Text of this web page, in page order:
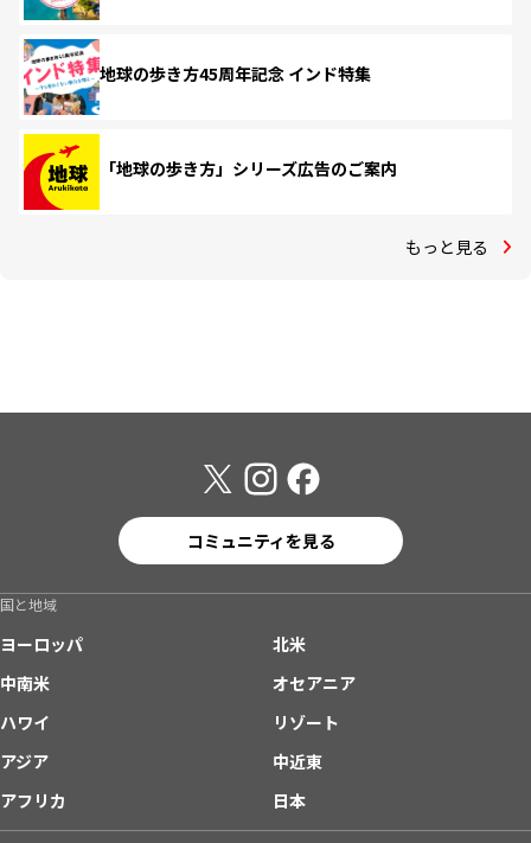
地球の歩き方45周年記念 インド特集
「地球の歩き方」シリーズ広告のご案内
もっと見る
コミュニティを見る
国と地域
ヨーロッパ
北米
中南米
オセアニア
ハワイ
リゾート
アジア
中近東
アフリカ
日本